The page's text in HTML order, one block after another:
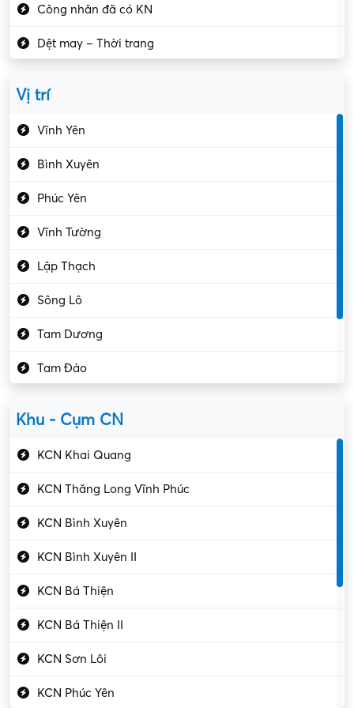
Công nhân đã có KN
Dệt may – Thời trang
Kiểm soát chất lượng
Kỹ sư cơ khí
Kỹ sư điện
Kỹ thuật cao
Kỹ thuật mạng – IT
Làm bán thời gian
Lao động phổ thông
Lập trình – Phát triển
Luật – Công chứng
Marketing – PR
Vị trí
Vĩnh Yên
Bình Xuyên
Phúc Yên
Vĩnh Tường
Lập Thạch
Sông Lô
Tam Dương
Tam Đảo
Khu - Cụm CN
KCN Khai Quang
KCN Thăng Long Vĩnh Phúc
KCN Bình Xuyên
KCN Bình Xuyên II
KCN Bá Thiện
KCN Bá Thiện II
KCN Sơn Lôi
KCN Phúc Yên